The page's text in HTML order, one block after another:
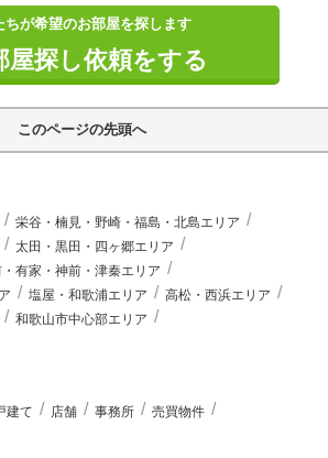
ちが希望のお部屋を探します
屋探し依頼をする
このページの先頭へ
栄谷・楠見・野崎・福島・北島エリア
太田・黒田・四ヶ郷エリア
有家・神前・津秦エリア
塩屋・和歌浦エリア
高松・西浜エリア
和歌山市中心部エリア
建て 店舗 事務所 売買物件